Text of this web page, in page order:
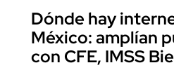
Dónde hay
México: amplían
con CFE, IMSS